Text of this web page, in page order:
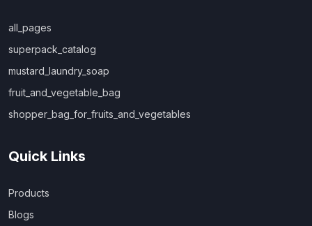
all_pages
superpack_catalog
mustard_laundry_soap
fruit_and_vegetable_bag
shopper_bag_for_fruits_and_vegetables
Quick Links
Products
Blogs